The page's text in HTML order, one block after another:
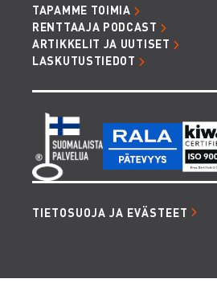
TAPAMME TOIMIA
RENTTAAJA PODCAST
ARTIKKELIT JA UUTISET
LASKUTUSTIEDOT
TIETOSUOJA JA EVÄSTEET